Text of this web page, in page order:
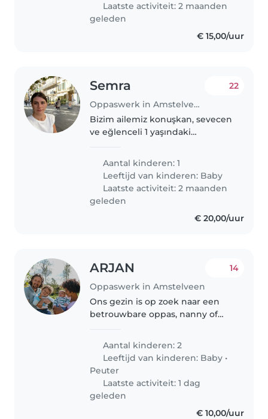
Laatste activiteit: 2 maanden
geleden
€ 15,00/uur
Semra
Oppaswerk in Amstelveen
22
Bizim ailemiz konuşkan, sevecen
ve eğlenceli 1 yaşındaki
bakıcısı arıyor. Hollandaca ve
İngilizce konuşabilen,
bebeğimize zaman ve ilgi
ayırabilecek..
Aantal kinderen: 1
Leeftijd van kinderen: Baby
Laatste activiteit: 2 maanden
geleden
€ 20,00/uur
ARJAN
Oppaswerk in Amstelveen
14
Ons gezin is op zoek naar een
betrouwbare oppas, nanny of
kinderen, een baby en een
peuter, kan verzorgen. We
zoeken iemand die comfortabel
is met koken en..
Aantal kinderen: 2
Leeftijd van kinderen: Baby •
Peuter
Laatste activiteit: 1 dag
geleden
€ 10,00/uur